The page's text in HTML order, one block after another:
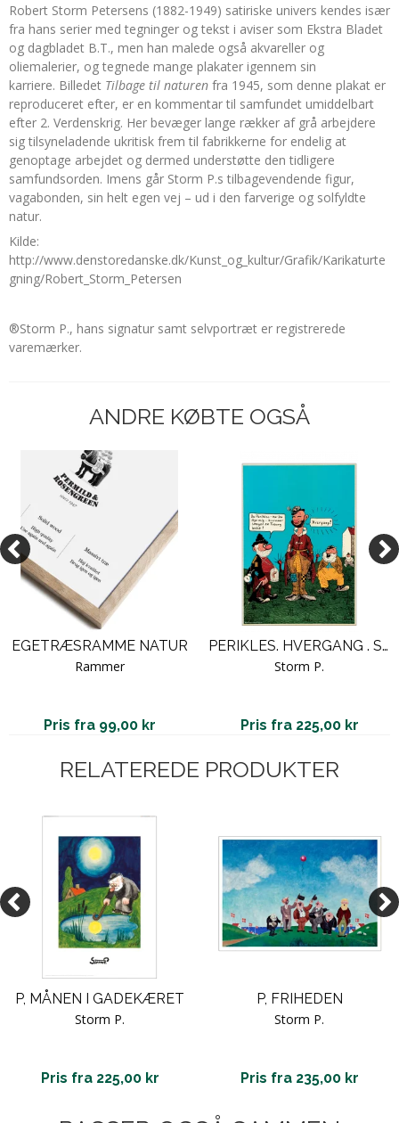
Robert Storm Petersens (1882-1949) satiriske univers kendes især
fra hans serier med tegninger og tekst i aviser som Ekstra Bladet
og dagbladet B.T., men han malede også akvareller og
oliemalerier, og tegnede mange plakater igennem sin
karriere. Billedet Tilbage til naturen fra 1945, som denne plakat er
reproduceret efter, er en kommentar til samfundet umiddelbart
efter 2. Verdenskrig. Her bevæger lange rækker af grå arbejdere
sig tilsyneladende ukritisk frem til fabrikkerne for endelig at
genoptage arbejdet og dermed understøtte den tidligere
samfundsorden. Imens går Storm P.s tilbagevendende figur,
vagabonden, sin helt egen vej – ud i den farverige og solfyldte
natur.
Kilde:
http://www.denstoredanske.dk/Kunst_og_kultur/Grafik/Karikaturte
gning/Robert_Storm_Petersen
®Storm P., hans signatur samt selvportræt er registrerede
varemærker.
ANDRE KØBTE OGSÅ
EGETRÆSRAMME NATUR
Rammer
Pris fra 99,00 kr
PERIKLES. HVERGANG . STORM P
Storm P.
Pris fra 225,00 kr
RELATEREDE PRODUKTER
P, MÅNEN I GADEKÆRET
Storm P.
Pris fra 225,00 kr
P, FRIHEDEN
Storm P.
Pris fra 235,00 kr